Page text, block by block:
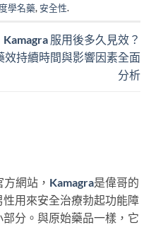
學名藥,安全性.
Kamagra 服用後多久見效？
效持續時間與影響因素全面
分析
網站， Kamagra是偉哥的
用來安全治療勃起功能障
分。與原始藥品一樣，它